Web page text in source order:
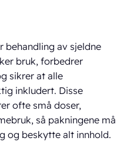
behandling av sjeldne
bruk, forbedrer
sikrer at alle
inkludert. Disse
ofte små doser,
så pakningene må
og beskytte alt innhold.